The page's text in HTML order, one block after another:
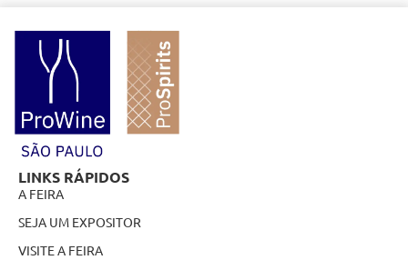
LINKS RÁPIDOS
A FEIRA
SEJA UM EXPOSITOR
VISITE A FEIRA